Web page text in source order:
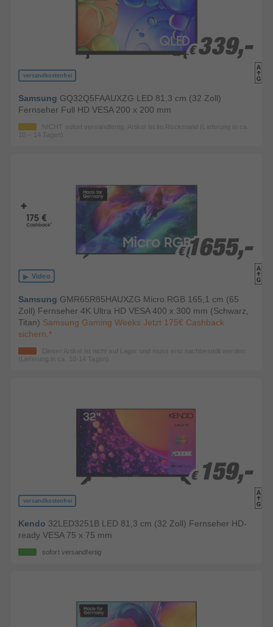
versandkostenfrei
€ 339,-
€ 339,-
Samsung GQ32Q5FAAUXZG LED 81,3 cm (32 Zoll)
Fernseher Full HD VESA 200 x 200 mm
NICHT sofort versandfertig, Artikel ist im Rückstand (Lieferung in ca.
10 – 14 Tagen)
Video
€ 1655,-
€ 1655,-
Samsung GMR65R85HAUXZG Micro RGB 165,1 cm (65
Zoll) Fernseher 4K Ultra HD VESA 400 x 300 mm (Schwarz,
Titan) Samsung Gaming Weeks Jetzt 175€ Cashback
sichern.*
Dieser Artikel ist nicht auf Lager und muss erst nachbestellt werden
(Lieferung in ca. 10-14 Tagen)
versandkostenfrei
€ 159,-
€ 159,-
Kendo 32LED3251B LED 81,3 cm (32 Zoll) Fernseher HD-
ready VESA 75 x 75 mm
sofort versandfertig